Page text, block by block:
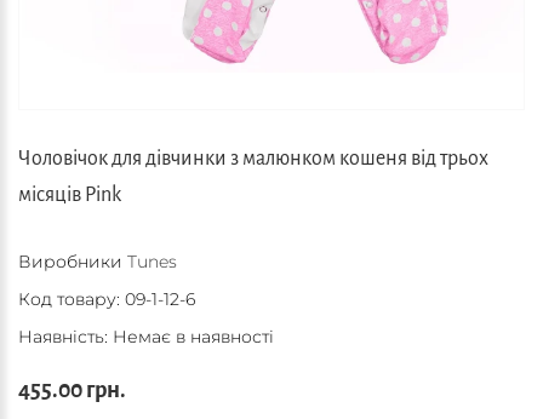
Чоловічок для дівчинки з малюнком кошеня від трьох
місяців Pink
Виробники Tunes
Код товару: 09-1-12-6
Наявність: Немає в наявності
455.00 грн.